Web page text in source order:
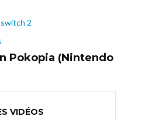
Pokopia (Nintendo
VIDÉOS